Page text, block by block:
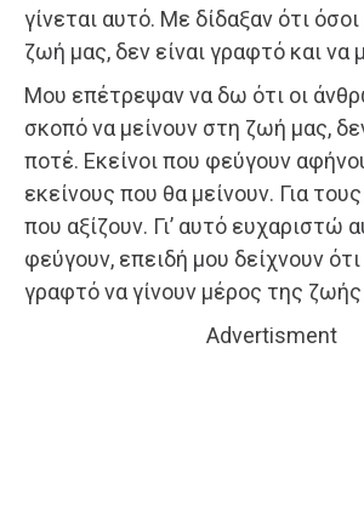
γίνεται αυτό. Με δίδαξαν ότι
ζωή μας, δεν είναι γραφτό και να
Μου επέτρεψαν να δω ότι οι
σκοπό να μείνουν στη ζωή μας,
ποτέ. Εκείνοι που φεύγουν
εκείνους που θα μείνουν. Για
που αξίζουν. Γι’ αυτό ευχαριστώ
φεύγουν, επειδή μου δείχνουν
γραφτό να γίνουν μέρος της
Advertisment